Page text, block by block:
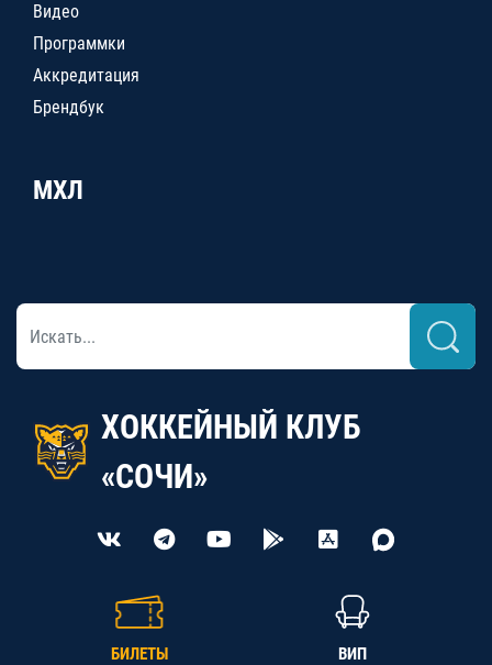
Видео
Программки
Аккредитация
Брендбук
МХЛ
ХОККЕЙНЫЙ КЛУБ
«СОЧИ»
БИЛЕТЫ ВИП